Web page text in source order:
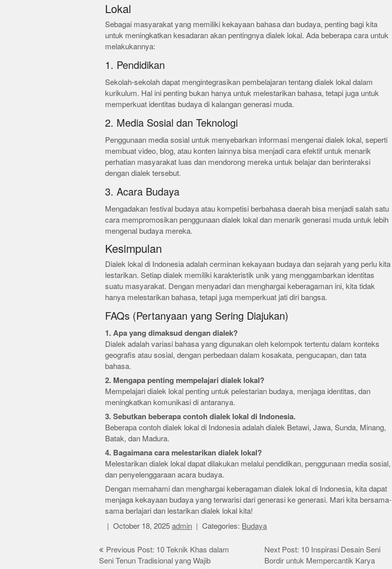
Lokal
Sebagai masyarakat yang memiliki kekayaan bahasa dan budaya, penting bagi kita
untuk meningkatkan kesadaran akan pentingnya dialek lokal. Ada beberapa cara untuk
melakukannya:
1. Pendidikan
Sekolah-sekolah dapat mengintegrasikan pembelajaran tentang dialek lokal dalam
kurikulum. Hal ini penting bukan hanya untuk melestarikan bahasa, tetapi juga untuk
memperkuat identitas budaya di kalangan generasi muda.
2. Media Sosial dan Teknologi
Penggunaan media sosial untuk menyebarkan informasi mengenai dialek lokal, seperti
membuat video, blog, atau konten lainnya bisa menjadi cara efektif untuk menarik
perhatian masyarakat luas dan mendorong mereka untuk belajar dan berinteraksi
dengan dialek tersebut.
3. Acara Budaya
Mengadakan festival budaya atau kompetisi berbahasa daerah bisa menjadi salah satu
cara mempromosikan penggunaan dialek lokal dan menarik generasi muda untuk lebih
mengenal budaya mereka.
Kesimpulan
Dialek lokal di Indonesia adalah cerminan kekayaan budaya dan sejarah yang perlu kita
lestarikan. Setiap dialek memiliki karakteristik unik yang menggambarkan identitas
suatu masyarakat. Dengan menyadari dan menghargai keberagaman ini, kita tidak
hanya melestarikan bahasa, tetapi juga memperkuat jati diri bangsa.
FAQs (Pertanyaan yang Sering Diajukan)
1. Apa yang dimaksud dengan dialek?
Dialek adalah variasi bahasa yang digunakan oleh kelompok tertentu dalam konteks
geografis atau sosial, dengan perbedaan dalam kosakata, pengucapan, dan tata
bahasa.
2. Mengapa penting mempelajari dialek lokal?
Mempelajari dialek lokal penting untuk pelestarian budaya, menjaga identitas, dan
meningkatkan komunikasi di antaranya.
3. Sebutkan beberapa contoh dialek lokal di Indonesia.
Beberapa contoh dialek lokal di Indonesia adalah dialek Betawi, Jawa, Sunda, Minang,
Batak, dan Madura.
4. Bagaimana cara melestarikan dialek lokal?
Melestarikan dialek lokal dapat dilakukan melalui pendidikan, penggunaan media sosial,
dan penyelenggaraan acara budaya.
Dengan memahami dan menghargai keberagaman dialek lokal di Indonesia, kita dapat
menjaga kekayaan budaya yang terwarisi dari generasi ke generasi. Mari kita bersama-
sama berlajari dan lestarikan dialek lokal kita!
October 18, 2025 admin Categories: Budaya
Post
navigation
Previous Post: 10 Teknik Khas dalam
Seni Tenun Tradisional yang Wajib
Next Post: 10 Inspirasi Desain Seni
Bordir untuk Mempercantik Karya